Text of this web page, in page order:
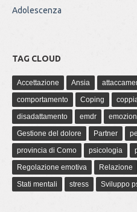
Adolescenza
TAG CLOUD
Accettazione Ansia
comportamento
Coping
disadattamento
emdr
Gestione del dolore
Partner
provincia di Como
psicologia
Regolazione emotiva
Relazione
Stati mentali
stress Sviluppo